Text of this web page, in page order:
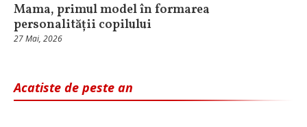
Mama, primul model în formarea
personalității copilului
27 Mai, 2026
Acatiste de peste an